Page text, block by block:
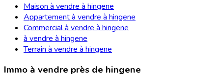
Maison à vendre à hingene
Appartement à vendre à hingene
Commercial à vendre à hingene
à vendre à hingene
Terrain à vendre à hingene
Immo à vendre près de hingene